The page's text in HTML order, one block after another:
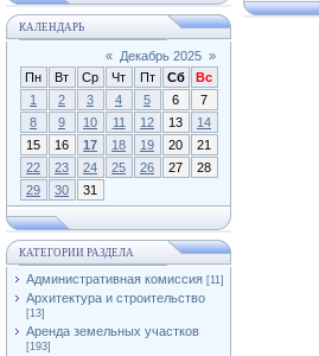
КАЛЕНДАРЬ
« Декабрь 2025 »
Пн
Вт Ср Чт Пт Сб
Вс
1
2 3 4 5 6
7
8
9 10 11 12 13
14
15
16 17 18 19 20
21
22
23 24 25 26 27
28
29
30 31
КАТЕГОРИИ РАЗДЕЛА
Административная комиссия [11]
Архитектура и строительство
[13]
Аренда земельных участков
[193]